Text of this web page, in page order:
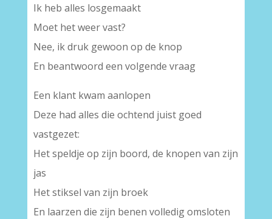
Ik heb alles losgemaakt
Moet het weer vast?
Nee, ik druk gewoon op de knop
En beantwoord een volgende vraag
Een klant kwam aanlopen
Deze had alles die ochtend juist goed
vastgezet:
Het speldje op zijn boord, de knopen van zijn
jas
Het stiksel van zijn broek
En laarzen die zijn benen volledig omsloten